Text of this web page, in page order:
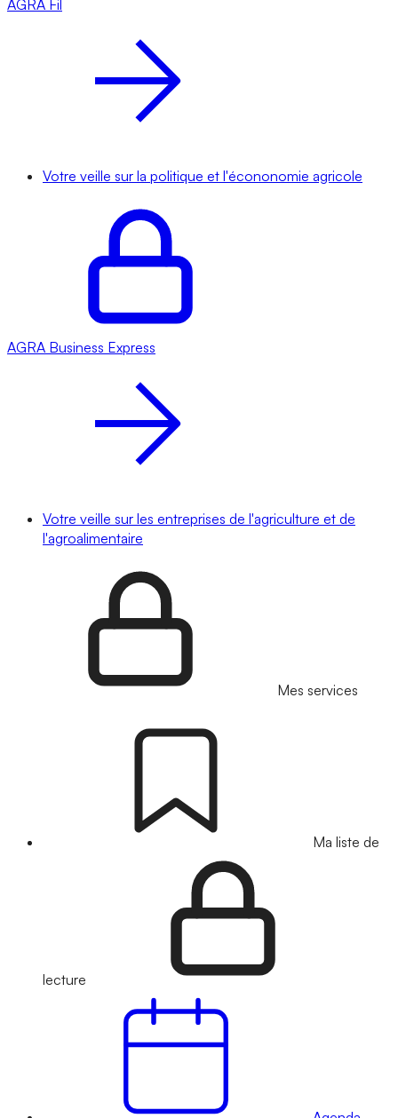
AGRA Fil
Votre veille sur la politique et l'écononomie agricole
AGRA Business Express
Votre veille sur les entreprises de l'agriculture et de
l'agroalimentaire
Mes services
Ma liste de
lecture